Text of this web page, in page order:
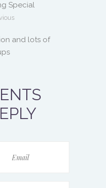
Special
and lots of